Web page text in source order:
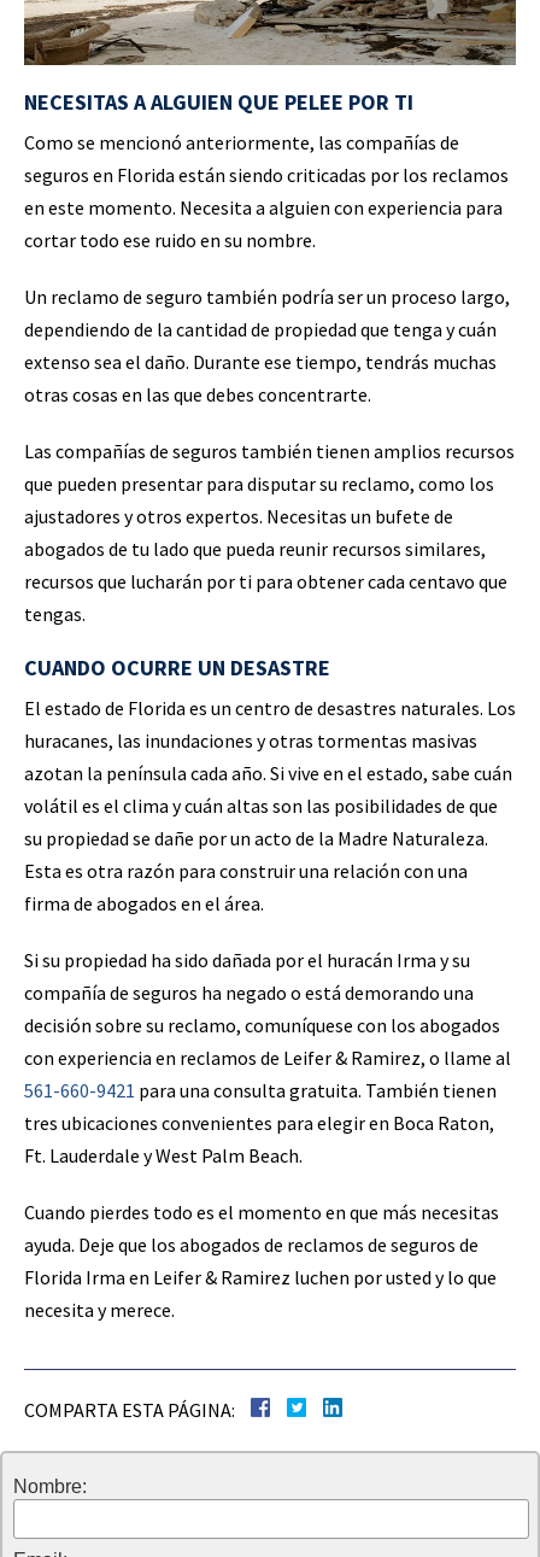
NECESITAS A ALGUIEN QUE PELEE POR TI
Como se mencionó anteriormente, las compañías de
seguros en Florida están siendo criticadas por los reclamos
en este momento. Necesita a alguien con experiencia para
cortar todo ese ruido en su nombre.
Un reclamo de seguro también podría ser un proceso largo,
dependiendo de la cantidad de propiedad que tenga y cuán
extenso sea el daño. Durante ese tiempo, tendrás muchas
otras cosas en las que debes concentrarte.
Las compañías de seguros también tienen amplios recursos
que pueden presentar para disputar su reclamo, como los
ajustadores y otros expertos. Necesitas un bufete de
abogados de tu lado que pueda reunir recursos similares,
recursos que lucharán por ti para obtener cada centavo que
tengas.
CUANDO OCURRE UN DESASTRE
El estado de Florida es un centro de desastres naturales. Los
huracanes, las inundaciones y otras tormentas masivas
azotan la península cada año. Si vive en el estado, sabe cuán
volátil es el clima y cuán altas son las posibilidades de que
su propiedad se dañe por un acto de la Madre Naturaleza.
Esta es otra razón para construir una relación con una
firma de abogados en el área.
Si su propiedad ha sido dañada por el huracán Irma y su
compañía de seguros ha negado o está demorando una
decisión sobre su reclamo, comuníquese con los abogados
con experiencia en reclamos de Leifer & Ramirez, o llame al
561-660-9421 para una consulta gratuita. También tienen
tres ubicaciones convenientes para elegir en Boca Raton,
Ft. Lauderdale y West Palm Beach.
Cuando pierdes todo es el momento en que más necesitas
ayuda. Deje que los abogados de reclamos de seguros de
Florida Irma en Leifer & Ramirez luchen por usted y lo que
necesita y merece.
COMPARTA ESTA PÁGINA:
Nombre: